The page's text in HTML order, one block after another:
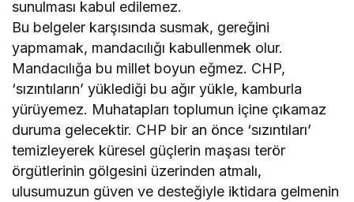
sunulması kabul edilemez.
Bu belgeler karşısında susmak, gereğini
yapmamak, mandacılığı kabullenmek olur.
Mandacılığa bu millet boyun eğmez. CHP,
‘sızıntıların’ yüklediği bu ağır yükle, kamburla
yürüyemez. Muhatapları toplumun içine çıkamaz
duruma gelecektir. CHP bir an önce ‘sızıntıları’
temizleyerek küresel güçlerin maşası terör
örgütlerinin gölgesini üzerinden atmalı,
ulusumuzun güven ve desteğiyle iktidara gelmenin